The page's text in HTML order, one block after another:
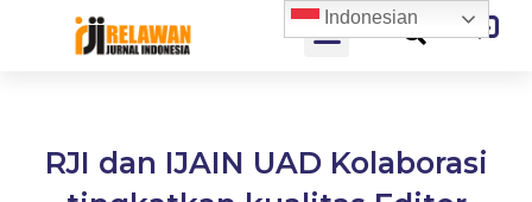
RJI dan IJAIN UAD Kolaborasi
Indonesian